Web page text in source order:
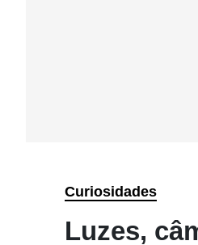
Curiosidades
Luzes,